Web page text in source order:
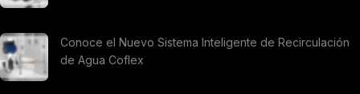
Conoce el Nuevo Sistema Inteligente de Recirculación
de Agua Coflex